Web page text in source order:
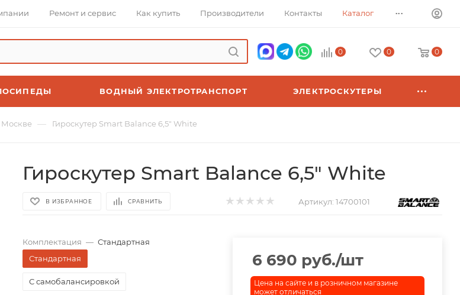
Ремонт и сервис Как купить Производители Контакты Каталог ...
0 0 0
ВОДНЫЙ ЭЛЕКТРОТРАНСПОРТ ЭЛЕКТРОСКУТЕРЫ
Москве — Гироскутер Smart Balance 6,5" White
Гироскутер Smart Balance 6,5" White
В ИЗБРАННОЕ СРАВНИТЬ Артикул: 14700101
Комплектация — Стандартная
Стандартная
С самобалансировкой
6 690 руб./шт
Цена на сайте и в розничном магазине
может отличаться